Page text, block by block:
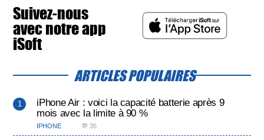
Suivez-nous
avec notre app
iSoft
ARTICLES POPULAIRES
iPhone Air : voici la capacité batterie après 9
mois avec la limite à 90 %
IPHONE 💬 35